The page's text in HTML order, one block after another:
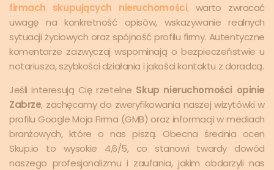
firmach skupujących nieruchomości,warto zwracać
uwagę na konkretność opisów, wskazywanie realnych
sytuacji życiowych oraz spójność profilu firmy. Autentyczne
komentarze zazwyczaj wspominają o bezpieczeństwie u
notariusza, szybkości działania i jakości kontaktu z doradcą.
Jeśli interesują Cię rzetelne Skup nieruchomości opinie
Zabrze, zachęcamy do zweryfikowania naszej wizytówki w
profilu Google Moja Firma (GMB) oraz informacji w mediach
branżowych, które o nas piszą. Obecna średnia ocen
Skup.io to wysokie 4,6/5, co stanowi twardy dowód
naszego profesjonalizmu i zaufania, jakim obdarzyli nas